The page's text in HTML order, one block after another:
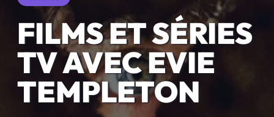
FILMS ET SÉRIES
TV AVEC EVIE
TEMPLETON